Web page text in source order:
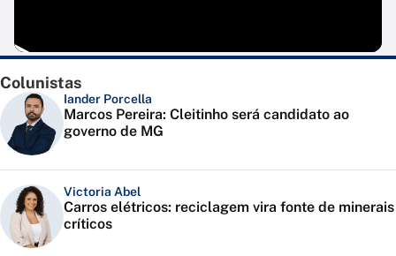
Colunistas
Iander Porcella
Marcos Pereira: Cleitinho será candidato ao
governo de MG
Victoria Abel
Carros elétricos: reciclagem vira fonte de minerais
críticos